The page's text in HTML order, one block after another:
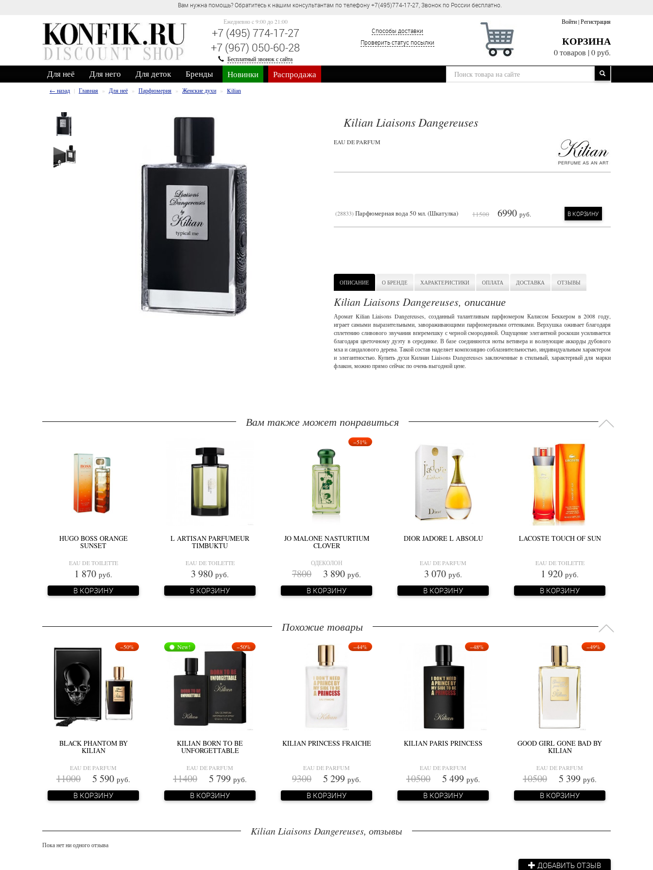
Вам нужна помощь? Обратитесь к нашим консультантам по телефону +7(495)774-17-27, Звонок по России бесплатно.
Ежедневно c 9:00 до 21:00
+7 (495) 774-17-27
+7 (967) 050-60-28
Бесплатный звонок с сайта
Способы доставки
Проверить статус посылки
Войти|Регистрация
КОРЗИНА
0 товаров |0 руб.
Для неё Для него Для деток Бренды Новинки Распродажа
← назад Главная Для неё Парфюмерия Женские духи Kilian
Kilian Liaisons Dangereuses
EAU DE PARFUM
28833 Парфюмерная вода 50 мл. (Шкатулка) 11500 6990 руб. В КОРЗИНУ
ОПИСАНИЕ О БРЕНДЕ ХАРАКТЕРИСТИКИ ОПЛАТА ДОСТАВКА ОТЗЫВЫ
Kilian Liaisons Dangereuses, описание
Аромат Kilian Liaisons Dangereuses, созданный талантливым парфюмером Калисом Беккером в 2008 году,
играет самыми выразительными, завораживающими парфюмерными оттенками. Верхушка оживает благодаря
сплетению сливового звучания вперемешку с черной смородиной. Ощущение элегантной роскоши усиливается
благодаря цветочному дуэту в серединке. В базе соединяются ноты ветивера и волнующие аккорды дубового
мха и сандалового дерева. Такой состав наделяет композицию соблазнительностью, индивидуальным характером
и элегантностью. Купить духи Килиан Liaisons Dangereuses заключенные в стильный, характерный для марки
флакон, можно прямо сейчас по очень выгодной цене.
Вам также может понравиться
HUGO BOSS ORANGE
SUNSET
EAU DE TOILETTE
1 870 руб.
В КОРЗИНУ
L ARTISAN PARFUMEUR
TIMBUKTU
EAU DE TOILETTE
3 980 руб.
В КОРЗИНУ
−51%
JO MALONE NASTURTIUM
CLOVER
ОДЕКОЛОН
7800 3 890 руб.
В КОРЗИНУ
DIOR JADORE L ABSOLU
EAU DE PARFUM
3 070 руб.
В КОРЗИНУ
LACOSTE TOUCH OF SUN
EAU DE TOILETTE
1 920 руб.
В КОРЗИНУ
Похожие товары
−50%
BLACK PHANTOM BY
KILIAN
EAU DE PARFUM
11000 5 590 руб.
В КОРЗИНУ
−50%
New!
KILIAN BORN TO BE
UNFORGETTABLE
EAU DE PARFUM
11400 5 799 руб.
В КОРЗИНУ
−44%
KILIAN PRINCESS FRAICHE
EAU DE PARFUM
9300 5 299 руб.
В КОРЗИНУ
−48%
KILIAN PARIS PRINCESS
EAU DE PARFUM
10500 5 499 руб.
В КОРЗИНУ
−49%
GOOD GIRL GONE BAD BY
KILIAN
EAU DE PARFUM
10500 5 399 руб.
В КОРЗИНУ
Kilian Liaisons Dangereuses, отзывы
Пока нет ни одного отзыва
ДОБАВИТЬ ОТЗЫВ